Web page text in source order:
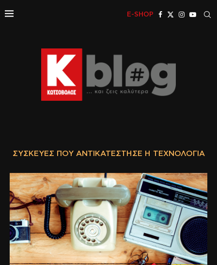
E-SHOP
ΣΥΣΚΕΥΈΣ ΠΟΥ ΑΝΤΙΚΑΤΈΣΤΗΣΕ Η ΤΕΧΝΟΛΟΓΊΑ